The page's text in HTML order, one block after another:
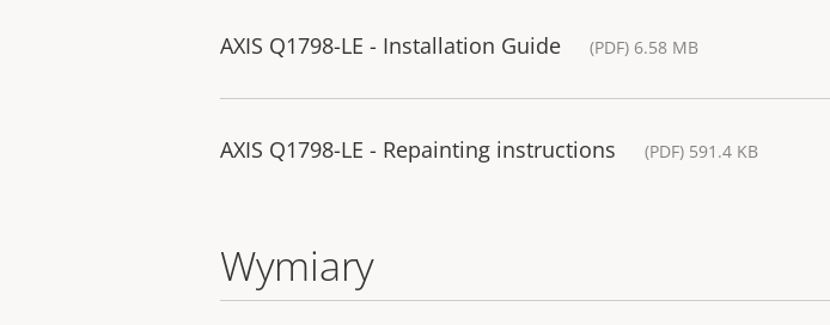
AXIS Q1798-LE - Installation Guide (PDF) 6.58 MB
AXIS Q1798-LE - Repainting instructions (PDF) 591.4 KB
Wymiary